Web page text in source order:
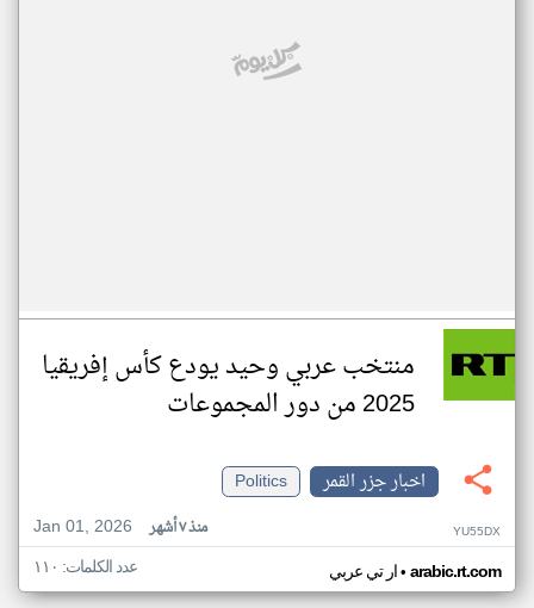
منتخب عربي وحيد يودع كأس إفريقيا
2025 من دور المجموعات
اخبار جزر القمر
Politics
Jan 01, 2026
منذ ٧ أشهر YU55DX
ار تي عربي• arabic.rt.com عدد الكلمات: ١١٠